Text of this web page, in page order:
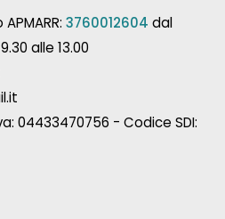
3760012604 dal
alle 13.00
04433470756 - Codice SDI: